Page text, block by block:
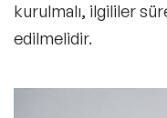
kurulmalı, ilgililer
edilmelidir.